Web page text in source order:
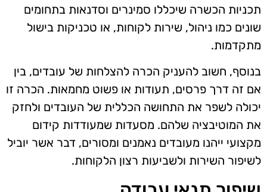
תכניות הכשרה שיכללו סמינרים וסדנאות בתחומים
שונים כמו ניהול, שירות לקוחות, או טכניקות בישול
מתקדמות.
בנוסף, חשוב להעניק הכרה להצלחות של עובדים, בין
אם זה דרך פרסים, תעודות או פשוט מחמאות. הכרה זו
יכולה לשפר את התחושה הכללית של העובדים ולחזק
את המוטיבציה שלהם. מסעדות שמעודדות קידום
מקצועי ייהנו מעובדים נאמנים ומסורים, דבר אשר יוביל
לשיפור השירות ולשביעות רצון הלקוחות.